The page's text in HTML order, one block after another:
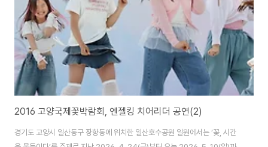
조형물을 ..
2016 고양국제꽃박람회, 엔젤킹 치어리더 공연(2)
경기도 고양시 일산동구 장항동에 위치한 일산호수공원 일원에서는 ‘꽃, 시간